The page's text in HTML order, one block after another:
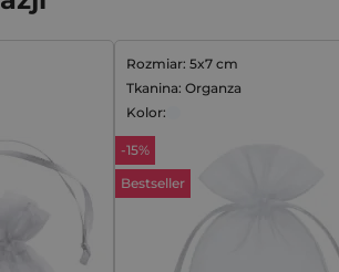
Rozmiar: 5x7 cm
Tkanina: Organza
Kolor:
Bestseller
-15%